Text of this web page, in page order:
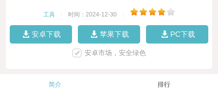
工具 时间：2024-12-30
安卓下载 苹果下载 PC下载
安卓市场，安全绿色
简介 排行